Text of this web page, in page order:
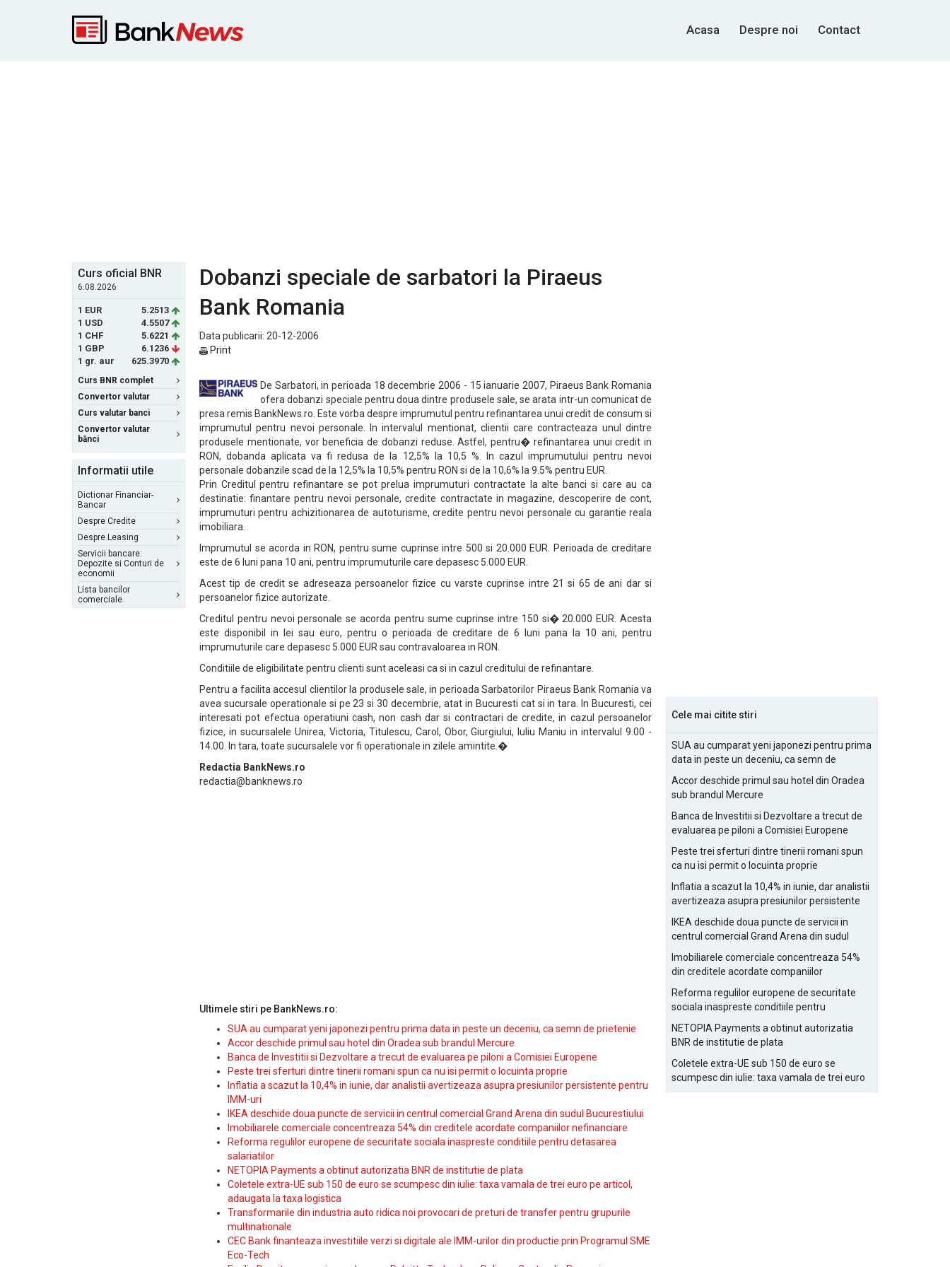
Acasa Despre noi Contact
Curs oficial BNR
6.08.2026
1 EUR
5.2513
1 USD
4.5507
1 CHF
5.6221
1 GBP
6.1236
1 gr. aur
625.3970
Curs BNR complet
Convertor valutar
Curs valutar banci
Convertor valutar
bănci
Informatii utile
Dictionar Financiar-
Bancar
Despre Credite
Despre Leasing
Servicii bancare:
Depozite si Conturi de
economii
Lista bancilor
comerciale
Dobanzi speciale de sarbatori la Piraeus
Bank Romania
Data publicarii: 20-12-2006
Print
De Sarbatori, in perioada 18 decembrie 2006 - 15 ianuarie 2007, Piraeus Bank Romania
ofera dobanzi speciale pentru doua dintre produsele sale, se arata intr-un comunicat de
presa remis BankNews.ro. Este vorba despre imprumutul pentru refinantarea unui credit de consum si
imprumutul pentru nevoi personale. In intervalul mentionat, clientii care contracteaza unul dintre
produsele mentionate, vor beneficia de dobanzi reduse. Astfel, pentru� refinantarea unui credit in
RON, dobanda aplicata va fi redusa de la 12,5% la 10,5 %. In cazul imprumutului pentru nevoi
personale dobanzile scad de la 12,5% la 10,5% pentru RON si de la 10,6% la 9.5% pentru EUR.
Prin Creditul pentru refinantare se pot prelua imprumuturi contractate la alte banci si care au ca
destinatie: finantare pentru nevoi personale, credite contractate in magazine, descoperire de cont,
imprumuturi pentru achizitionarea de autoturisme, credite pentru nevoi personale cu garantie reala
imobiliara.
Imprumutul se acorda in RON, pentru sume cuprinse intre 500 si 20.000 EUR. Perioada de creditare
este de 6 luni pana 10 ani, pentru imprumuturile care depasesc 5.000 EUR.
Acest tip de credit se adreseaza persoanelor fizice cu varste cuprinse intre 21 si 65 de ani dar si
persoanelor fizice autorizate.
Creditul pentru nevoi personale se acorda pentru sume cuprinse intre 150 si� 20.000 EUR. Acesta
este disponibil in lei sau euro, pentru o perioada de creditare de 6 luni pana la 10 ani, pentru
imprumuturile care depasesc 5.000 EUR sau contravaloarea in RON.
Conditiile de eligibilitate pentru clienti sunt aceleasi ca si in cazul creditului de refinantare.
Pentru a facilita accesul clientilor la produsele sale, in perioada Sarbatorilor Piraeus Bank Romania va
avea sucursale operationale si pe 23 si 30 decembrie, atat in Bucuresti cat si in tara. In Bucuresti, cei
interesati pot efectua operatiuni cash, non cash dar si contractari de credite, in cazul persoanelor
fizice, in sucursalele Unirea, Victoria, Titulescu, Carol, Obor, Giurgiului, Iuliu Maniu in intervalul 9.00 -
14.00. In tara, toate sucursalele vor fi operationale in zilele amintite.�
Redactia BankNews.ro
redactia@banknews.ro
Ultimele stiri pe BankNews.ro:
SUA au cumparat yeni japonezi pentru prima data in peste un deceniu, ca semn de prietenie
Accor deschide primul sau hotel din Oradea sub brandul Mercure
Banca de Investitii si Dezvoltare a trecut de evaluarea pe piloni a Comisiei Europene
Peste trei sferturi dintre tinerii romani spun ca nu isi permit o locuinta proprie
Inflatia a scazut la 10,4% in iunie, dar analistii avertizeaza asupra presiunilor persistente pentru
IMM-uri
IKEA deschide doua puncte de servicii in centrul comercial Grand Arena din sudul Bucurestiului
Imobiliarele comerciale concentreaza 54% din creditele acordate companiilor nefinanciare
Reforma regulilor europene de securitate sociala inaspreste conditiile pentru detasarea
salariatilor
NETOPIA Payments a obtinut autorizatia BNR de institutie de plata
Coletele extra-UE sub 150 de euro se scumpesc din iulie: taxa vamala de trei euro pe articol,
adaugata la taxa logistica
Transformarile din industria auto ridica noi provocari de preturi de transfer pentru grupurile
multinationale
CEC Bank finanteaza investitiile verzi si digitale ale IMM-urilor din productie prin Programul SME
Eco-Tech
Cele mai citite stiri
SUA au cumparat yeni japonezi pentru prima
data in peste un deceniu, ca semn de
Accor deschide primul sau hotel din Oradea
sub brandul Mercure
Banca de Investitii si Dezvoltare a trecut de
evaluarea pe piloni a Comisiei Europene
Peste trei sferturi dintre tinerii romani spun
ca nu isi permit o locuinta proprie
Inflatia a scazut la 10,4% in iunie, dar analistii
avertizeaza asupra presiunilor persistente
IKEA deschide doua puncte de servicii in
centrul comercial Grand Arena din sudul
Imobiliarele comerciale concentreaza 54%
din creditele acordate companiilor
Reforma regulilor europene de securitate
sociala inaspreste conditiile pentru
NETOPIA Payments a obtinut autorizatia
BNR de institutie de plata
Coletele extra-UE sub 150 de euro se
scumpesc din iulie: taxa vamala de trei euro
pe articol, adaugata la taxa logistica